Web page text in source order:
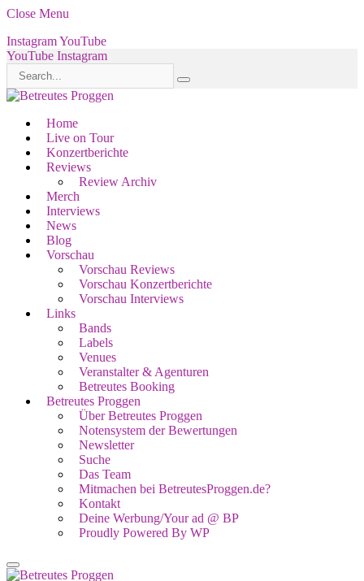
Close Menu
InstagramYouTube
YouTube Instagram
Home
Live on Tour
Konzertberichte
Reviews
Review Archiv
Merch
Interviews
News
Blog
Vorschau
Vorschau Reviews
Vorschau Konzertberichte
Vorschau Interviews
Links
Bands
Labels
Venues
Veranstalter & Agenturen
Betreutes Booking
Betreutes Proggen
Über Betreutes Proggen
Notensystem der Bewertungen
Newsletter
Suche
Das Team
Mitmachen bei BetreutesProggen.de?
Kontakt
Deine Werbung/Your ad @ BP
Proudly Powered By WP